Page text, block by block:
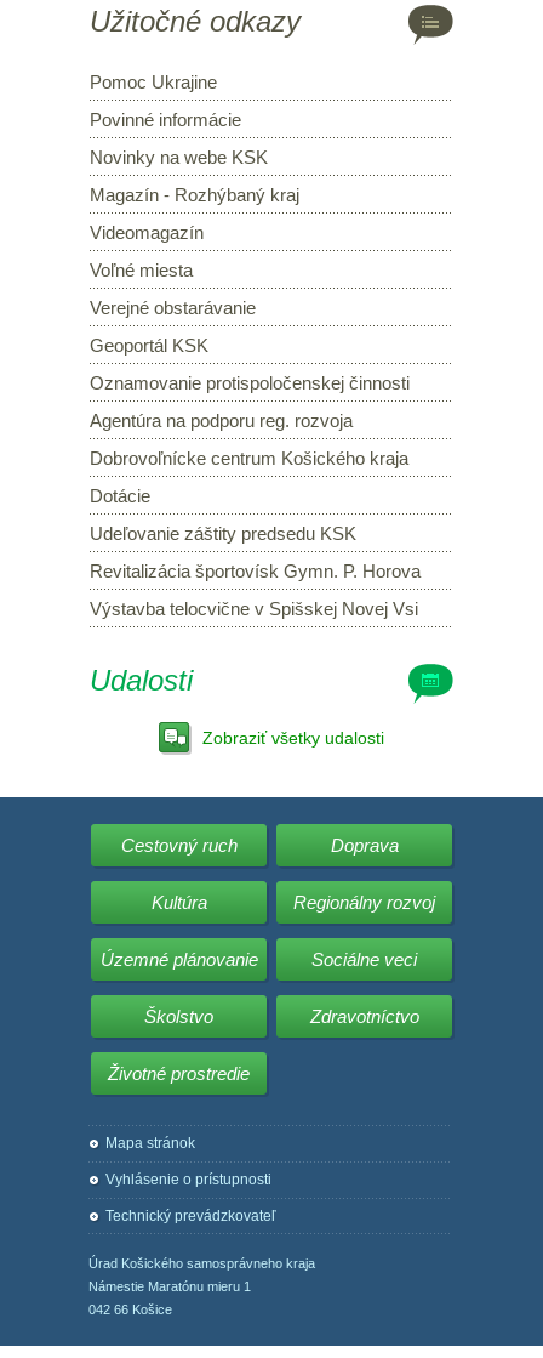
Užitočné odkazy
Pomoc Ukrajine
Povinné informácie
Novinky na webe KSK
Magazín - Rozhýbaný kraj
Videomagazín
Voľné miesta
Verejné obstarávanie
Geoportál KSK
Oznamovanie protispoločenskej činnosti
Agentúra na podporu reg. rozvoja
Dobrovoľnícke centrum Košického kraja
Dotácie
Udeľovanie záštity predsedu KSK
Revitalizácia športovísk Gymn. P. Horova
Výstavba telocvične v Spišskej Novej Vsi
Udalosti
Zobraziť všetky udalosti
Cestovný ruch Doprava
Kultúra Regionálny rozvoj
Územné plánovanie Sociálne veci
Školstvo Zdravotníctvo
Životné prostredie
Mapa stránok
Vyhlásenie o prístupnosti
Technický prevádzkovateľ
Úrad Košického samosprávneho kraja
Námestie Maratónu mieru 1
042 66 Košice